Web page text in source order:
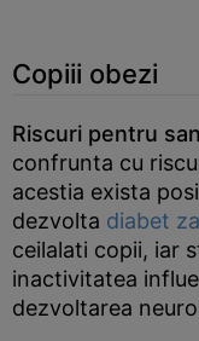
Copiii obezi
Riscuri pentru
confrunta cu
acestia exista
dezvolta diabet
ceilalati copii, iar
inactivitatea
dezvoltarea